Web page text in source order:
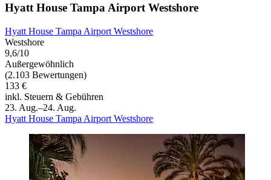
Hyatt House Tampa Airport Westshore
Hyatt House Tampa Airport Westshore
Westshore
9,6/10
Außergewöhnlich
(2.103 Bewertungen)
133 €
inkl. Steuern & Gebühren
23. Aug.–24. Aug.
Hyatt House Tampa Airport Westshore